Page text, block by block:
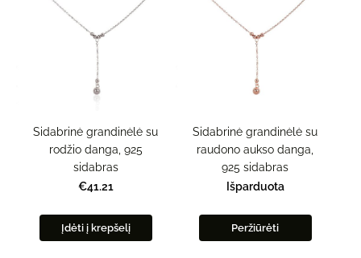
Sidabrinė grandinėlė su
rodžio danga, 925
sidabras
€41.21
Įdėti į krepšelį
Sidabrinė grandinėlė su
raudono aukso danga,
925 sidabras
Išparduota
Peržiūrėti